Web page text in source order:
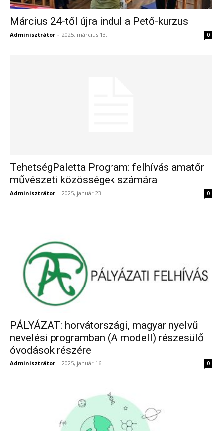
Március 24-től újra indul a Pető-kurzus
Adminisztrátor - 2025, március 13. 0
TehetségPaletta Program: felhívás amatőr
művészeti közösségek számára
Adminisztrátor - 2025, január 23. 0
PÁLYÁZAT: horvátországi, magyar nyelvű
nevelési programban (A modell) részesülő
óvodások részére
Adminisztrátor - 2025, január 16. 0